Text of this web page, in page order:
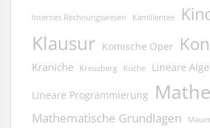
Internes Rechnungswesen Kamillentee
Klausur Komische Oper
Kraniche Kreuzberg Küche Lineare
Lineare Programmierung Mathe
Mathematische Grundlagen